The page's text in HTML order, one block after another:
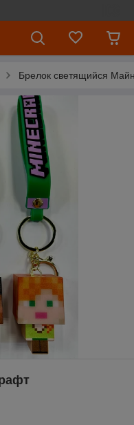
Брелок светящийся